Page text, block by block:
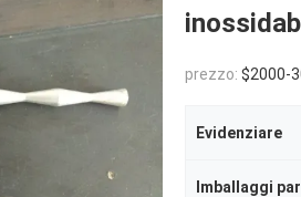
prezzo: $2000-
Evidenziare
Imballaggi